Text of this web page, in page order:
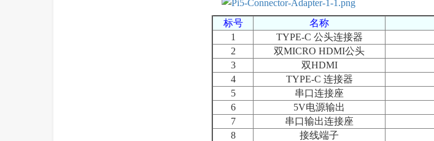
标号 名称
1
TYPE-C 公头连接器
2
双MICRO HDMI公头
3
双HDMI
4
TYPE-C 连接器
5
串口连接座
6
5V电源输出
7
串口输出连接座
8
接线端子